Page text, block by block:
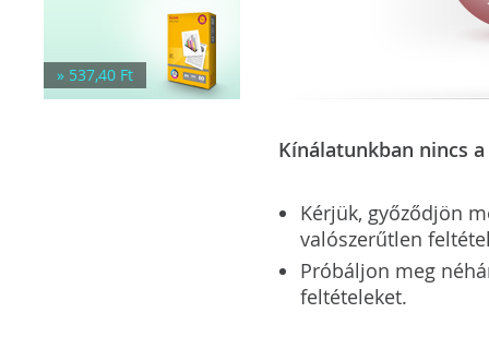
» 537,40 Ft
Kínálatunkban nincs
Kérjük, győződjön
valószerűtlen
Próbáljon meg
feltételeket.